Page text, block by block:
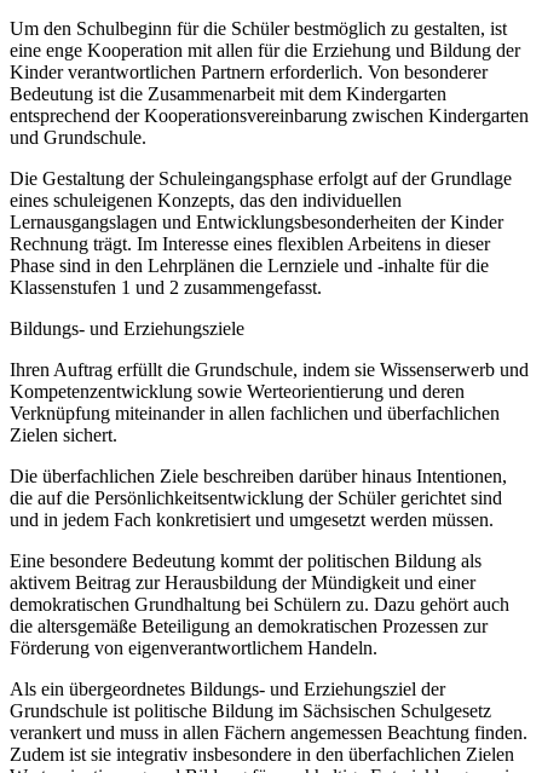
Um den Schulbeginn für die Schüler bestmöglich zu gestalten, ist
eine enge Kooperation mit allen für die Erziehung und Bildung der
Kinder verantwortlichen Partnern erforderlich. Von besonderer
Bedeutung ist die Zusammenarbeit mit dem Kindergarten
entsprechend der Kooperationsvereinbarung zwischen Kindergarten
und Grundschule.
Die Gestaltung der Schuleingangsphase erfolgt auf der Grundlage
eines schuleigenen Konzepts, das den individuellen
Lernausgangslagen und Entwicklungsbesonderheiten der Kinder
Rechnung trägt. Im Interesse eines flexiblen Arbeitens in dieser
Phase sind in den Lehrplänen die Lernziele und -inhalte für die
Klassenstufen 1 und 2 zusammengefasst.
Bildungs- und Erziehungsziele
Ihren Auftrag erfüllt die Grundschule, indem sie Wissenserwerb und
Kompetenzentwicklung sowie Werteorientierung und deren
Verknüpfung miteinander in allen fachlichen und überfachlichen
Zielen sichert.
Die überfachlichen Ziele beschreiben darüber hinaus Intentionen,
die auf die Persönlichkeitsentwicklung der Schüler gerichtet sind
und in jedem Fach konkretisiert und umgesetzt werden müssen.
Eine besondere Bedeutung kommt der politischen Bildung als
aktivem Beitrag zur Herausbildung der Mündigkeit und einer
demokratischen Grundhaltung bei Schülern zu. Dazu gehört auch
die altersgemäße Beteiligung an demokratischen Prozessen zur
Förderung von eigenverantwortlichem Handeln.
Als ein übergeordnetes Bildungs- und Erziehungsziel der
Grundschule ist politische Bildung im Sächsischen Schulgesetz
verankert und muss in allen Fächern angemessen Beachtung finden.
Zudem ist sie integrativ insbesondere in den überfachlichen Zielen